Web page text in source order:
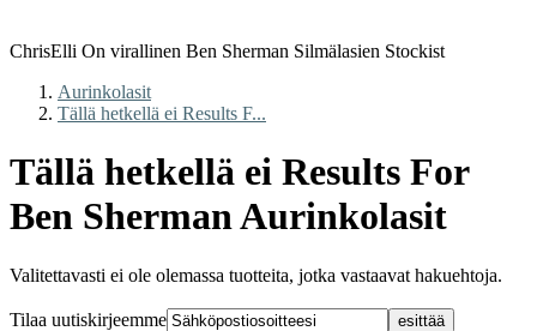
ChrisElli On virallinen Ben Sherman Silmälasien Stockist
Aurinkolasit
Tällä hetkellä ei Results F...
Tällä hetkellä ei Results For
Ben Sherman Aurinkolasit
Valitettavasti ei ole olemassa tuotteita, jotka vastaavat hakuehtoja.
Tilaa uutiskirjeemme